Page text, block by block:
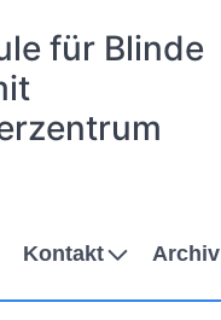
für Blinde
Kontakt Archiv